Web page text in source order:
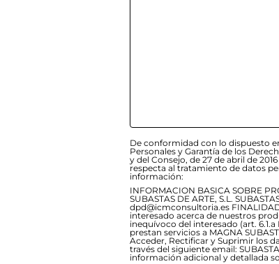
De conformidad con lo dispuesto
Personales y Garantía de los
y del Consejo, de 27 de abril de
respecta al tratamiento de datos
información:
INFORMACION BASICA SOBRE
SUBASTAS DE ARTE, S.L.
dpd@icmconsultoria.es
interesado acerca de nuestros
inequívoco del interesado (art.
prestan servicios a MAGNA
Acceder, Rectificar y Suprimir los
través del siguiente email:
información adicional y detallada